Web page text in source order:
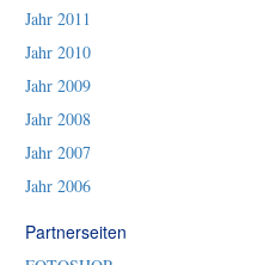
Jahr 2011
Jahr 2010
Jahr 2009
Jahr 2008
Jahr 2007
Jahr 2006
Partnerseiten